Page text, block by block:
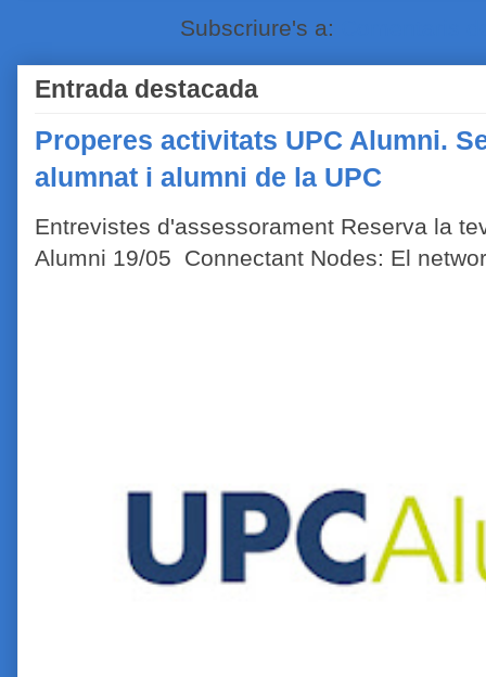
Subscriure's a:
Entrada destacada
Properes activitats UPC Alumni.
alumnat i alumni de la UPC
Entrevistes d'assessorament Reserva la
Alumni 19/05 Connectant Nodes: El